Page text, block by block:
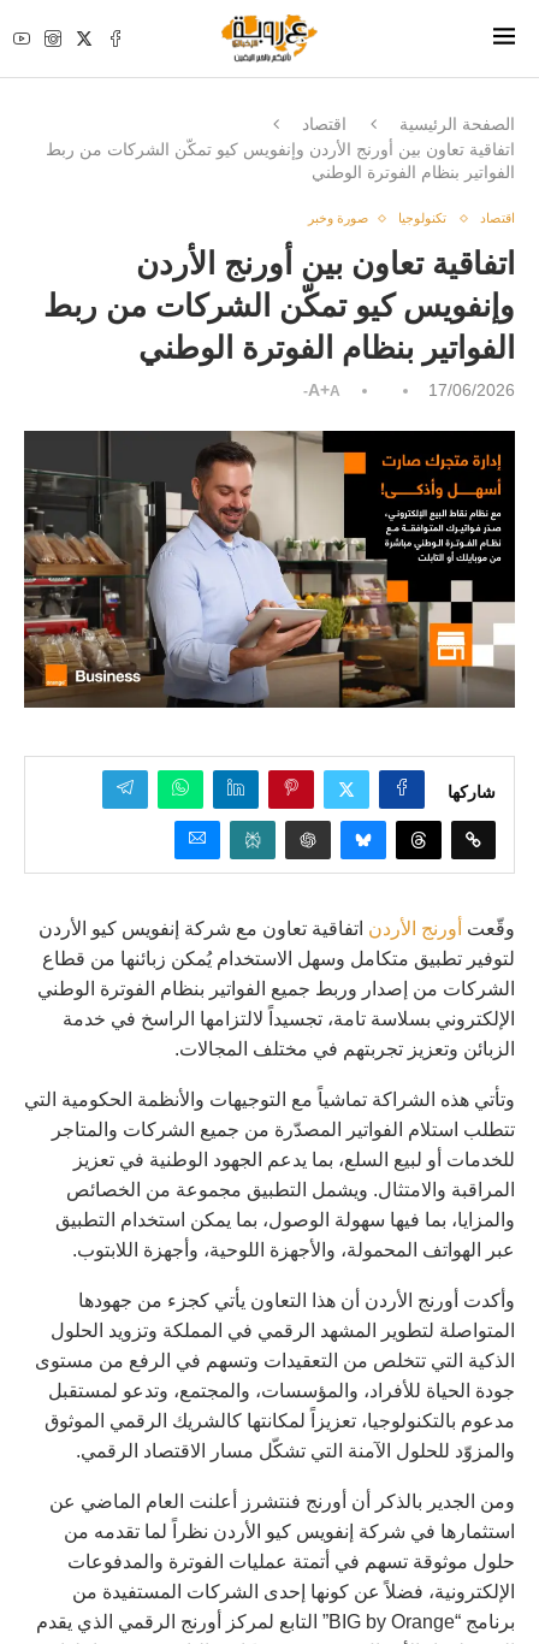
الصفحة الرئيسية
اقتصاد
اتفاقية تعاون بين أورنج الأردن وإنفويس كيو تمكّن الشركات من ربط
الفواتير بنظام الفوترة الوطني
اقتصاد تكنولوجيا صورة وخبر
اتفاقية تعاون بين أورنج الأردن
وإنفويس كيو تمكّن الشركات من ربط
الفواتير بنظام الفوترة الوطني
17/06/2026
A+A-
شاركها
وقّعت أورنج الأردن اتفاقية تعاون مع شركة إنفويس كيو الأردن
لتوفير تطبيق متكامل وسهل الاستخدام يُمكن زبائنها من قطاع
الشركات من إصدار وربط جميع الفواتير بنظام الفوترة الوطني
الإلكتروني بسلاسة تامة، تجسيداً لالتزامها الراسخ في خدمة
الزبائن وتعزيز تجربتهم في مختلف المجالات.
وتأتي هذه الشراكة تماشياً مع التوجيهات والأنظمة الحكومية التي
تتطلب استلام الفواتير المصدّرة من جميع الشركات والمتاجر
للخدمات أو لبيع السلع، بما يدعم الجهود الوطنية في تعزيز
المراقبة والامتثال. ويشمل التطبيق مجموعة من الخصائص
والمزايا، بما فيها سهولة الوصول، بما يمكن استخدام التطبيق
عبر الهواتف المحمولة، والأجهزة اللوحية، وأجهزة اللابتوب.
وأكدت أورنج الأردن أن هذا التعاون يأتي كجزء من جهودها
المتواصلة لتطوير المشهد الرقمي في المملكة وتزويد الحلول
الذكية التي تتخلص من التعقيدات وتسهم في الرفع من مستوى
جودة الحياة للأفراد، والمؤسسات، والمجتمع، وتدعو لمستقبل
مدعوم بالتكنولوجيا، تعزيزاً لمكانتها كالشريك الرقمي الموثوق
والمزوّد للحلول الآمنة التي تشكّل مسار الاقتصاد الرقمي.
ومن الجدير بالذكر أن أورنج فنتشرز أعلنت العام الماضي عن
استثمارها في شركة إنفويس كيو الأردن نظراً لما تقدمه من
حلول موثوقة تسهم في أتمتة عمليات الفوترة والمدفوعات
الإلكترونية، فضلاً عن كونها إحدى الشركات المستفيدة من
برنامج “BIG by Orange” التابع لمركز أورنج الرقمي الذي يقدم